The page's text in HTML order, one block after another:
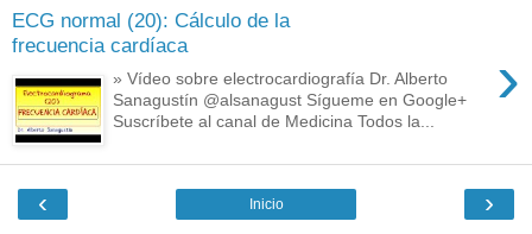
ECG normal (20): Cálculo de la
frecuencia cardíaca
›
» Vídeo sobre electrocardiografía Dr. Alberto
Sanagustín @alsanagust Sígueme en Google+
Suscríbete al canal de Medicina Todos la...
‹ ›
Inicio